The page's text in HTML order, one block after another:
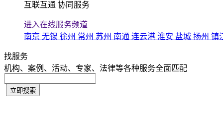
互联互通 协同服务
进入在线服务频道
南京 无锡 徐州 常州 苏州 南通 连云港 淮安 盐城 扬州 镇
找服务
机构、案例、活动、专家、法律等各种服务全面匹配